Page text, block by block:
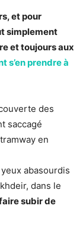
et pour
simplement
et toujours aux
s’en prendre à
des
saccagé
en
abasourdis
dans le
subir de